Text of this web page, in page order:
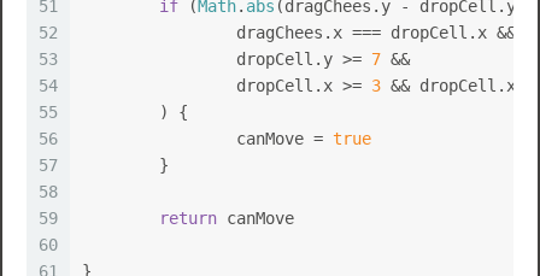
51
52
53
54
55
56
57
58
59
60
61
if (Math. abs (dragChees. y - dropCell. y
		dragChees.
x === dropCell. x &&
		dropCell.
y >= 7 &&
		dropCell.
x >= 3 && dropCell. x
	) {
		canMove =
true
	}
return canMove
}